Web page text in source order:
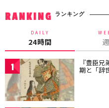
RANKING ランキング
DAILY
24時間
1 『豊臣
期と「辞